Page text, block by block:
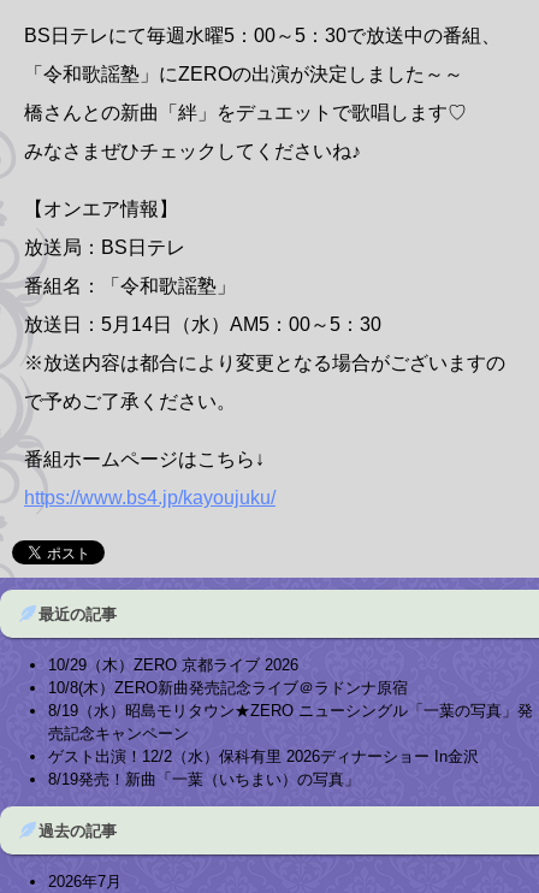
BS日テレにて毎週水曜5：00～5：30で放送中の番組、
「令和歌謡塾」にZEROの出演が決定しました～～
橋さんとの新曲「絆」をデュエットで歌唱します♡
みなさまぜひチェックしてくださいね♪
【オンエア情報】
放送局：BS日テレ
番組名：「令和歌謡塾」
放送日：5月14日（水）AM5：00～5：30
※放送内容は都合により変更となる場合がございますの
で予めご了承ください。
番組ホームページはこちら↓
https://www.bs4.jp/kayoujuku/
最近の記事
10/29（木）ZERO 京都ライブ 2026
10/8(木）ZERO新曲発売記念ライブ＠ラドンナ原宿
8/19（水）昭島モリタウン★ZERO ニューシングル「一葉の写真」発
売記念キャンペーン
ゲスト出演！12/2（水）保科有里 2026ディナーショー In金沢
8/19発売！新曲「一葉（いちまい）の写真」
過去の記事
2026年7月